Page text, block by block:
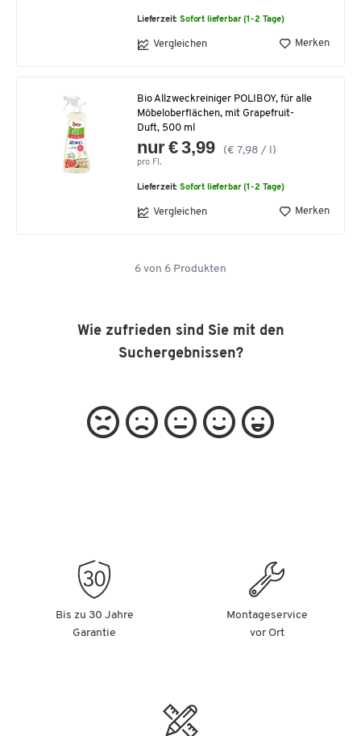
Lieferzeit:Sofort lieferbar (1-2 Tage)
Vergleichen Merken
Bio Allzweckreiniger POLIBOY, für alle
Möbeloberflächen, mit Grapefruit-
Duft, 500 ml
nur € 3,99 (€ 7,98 / l)
pro Fl.
Lieferzeit:Sofort lieferbar (1-2 Tage)
Vergleichen Merken
6 von 6 Produkten
Wie zufrieden sind Sie mit den
Suchergebnissen?
Bis zu 30 Jahre
Garantie
Montageservice
vor Ort